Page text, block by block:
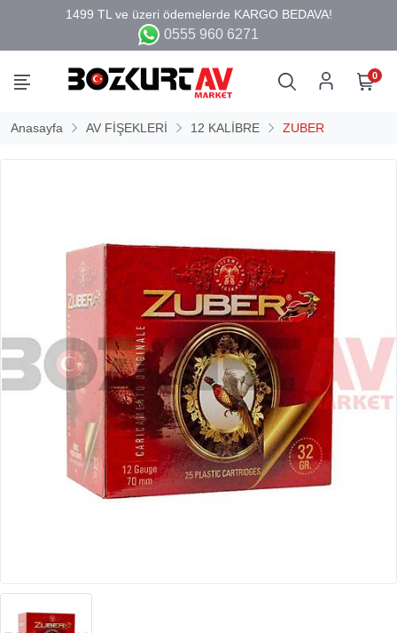
0555 960 6271
0
Anasayfa AV FİŞEKLERİ 12 KALİBRE ZUBER